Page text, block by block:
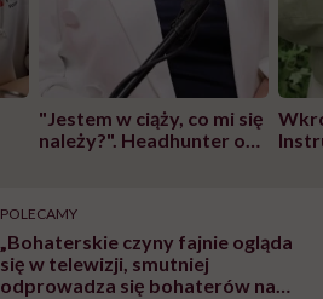
"Jestem w ciąży, co mi się
należy?". Headhunter o
pracy
POLECAMY
„Bohaterskie czyny fajnie ogląda
się w telewizji, smutniej
odprowadza się bohaterów na